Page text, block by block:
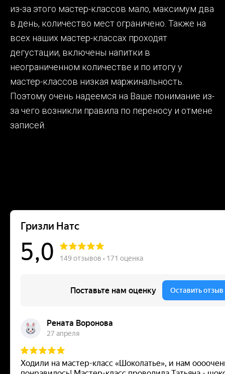
из-за этого мастер-классов мало, максимум два
в день, количество мест ограничено. Также на
всех наших мастер-классах проходят
дегустации, включены напитки в
неограниченном количестве и по итогу у
мастер-классов низкая маржинальность.
Поэтому очень надеемся на Ваше понимание из-
за чего возникли правила по переносу и отмене
записей.